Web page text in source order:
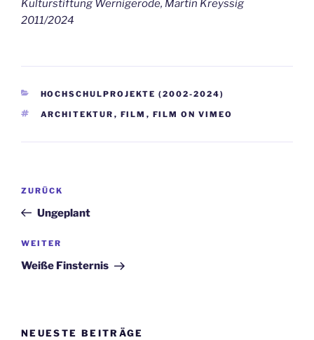
Kulturstiftung Wernigerode, Martin Kreyssig
2011/2024
KATEGORIEN
HOCHSCHULPROJEKTE (2002-2024)
SCHLAGWÖRTER
ARCHITEKTUR , FILM , FILM ON VIMEO
Beitragsnavigation
Vorheriger
Beitrag
ZURÜCK
Ungeplant
Nächster
Beitrag
WEITER
Weiße Finsternis
NEUESTE BEITRÄGE